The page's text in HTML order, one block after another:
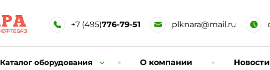
+7 (495)776-79-51 plknara@mail.ru
Каталог оборудования О компании Новости